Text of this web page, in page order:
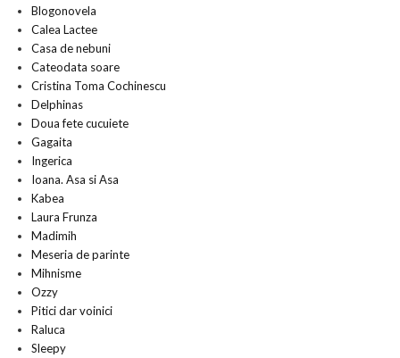
Blogonovela
Calea Lactee
Casa de nebuni
Cateodata soare
Cristina Toma Cochinescu
Delphinas
Doua fete cucuiete
Gagaita
Ingerica
Ioana. Asa si Asa
Kabea
Laura Frunza
Madimih
Meseria de parinte
Mihnisme
Ozzy
Pitici dar voinici
Raluca
Sleepy